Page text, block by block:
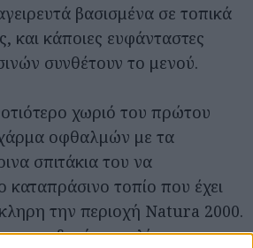
βασισμένα σε τοπικά
και κάποιες ευφάνταστες
συνθέτουν το μενού.
χωριό του πρώτου
χάρμα οφθαλμών με τα
σπιτάκια του να
τοπίο που έχει
την περιοχή Natura 2000.
αμμουδερή παραλία του